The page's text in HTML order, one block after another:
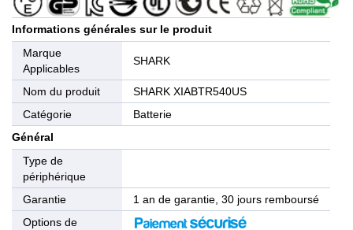
Informations générales sur le produit
Marque
Applicables
SHARK
Nom du produit
SHARK XIABTR540US
Catégorie
Batterie
Général
Type de
périphérique
Garantie
1 an de garantie, 30 jours remboursé
Options de